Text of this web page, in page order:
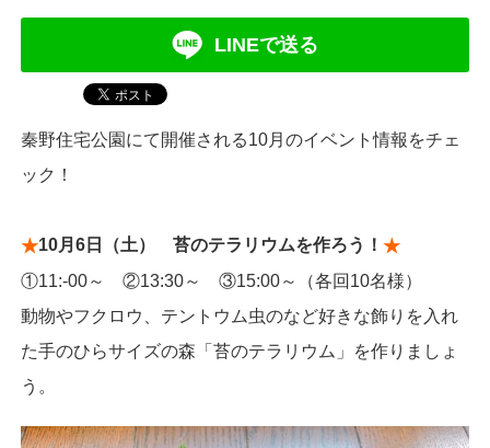
LINEで送る
秦野住宅公園にて開催される10月のイベント情報をチェ
ック！
★10月6日（土） 苔のテラリウムを作ろう！ ★
①11:-00～ ②13:30～ ③15:00～（各回10名様）
動物やフクロウ、テントウム虫のなど好きな飾りを入れ
た手のひらサイズの森「苔のテラリウム」を作りましょ
う。